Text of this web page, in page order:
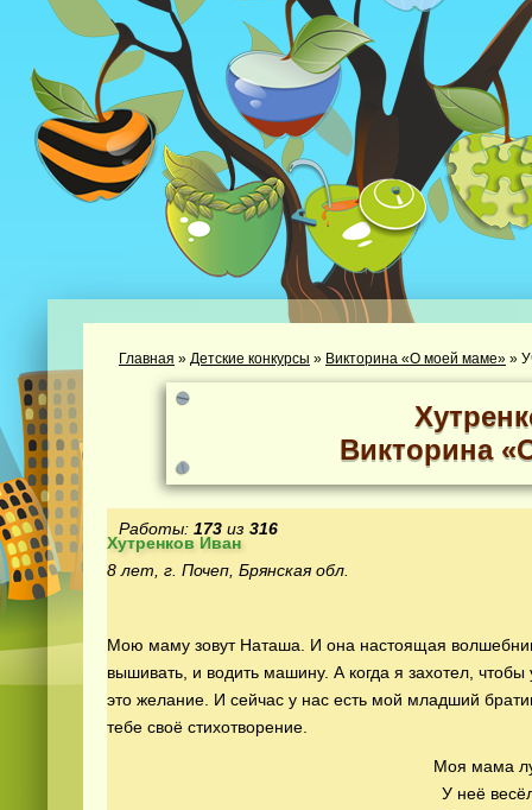
Главная » Детские конкурсы » Викторина «О моей маме» »
Викторина
Работы: 173 из 316
Хутренков Иван
8 лет, г. Почеп, Брянская обл.
Мою маму зовут Наташа. И она настоящая
вышивать, и водить машину. А когда я захотел,
это желание. И сейчас у нас есть мой младший
тебе своё стихотворение.
Моя мама
У неё